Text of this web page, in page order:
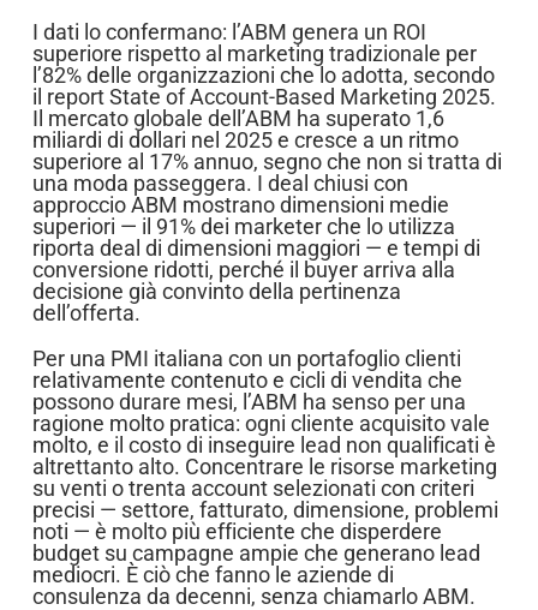
I dati lo confermano: l’ABM genera un ROI
superiore rispetto al marketing tradizionale per
l’82% delle organizzazioni che lo adotta, secondo
il report State of Account-Based Marketing 2025.
Il mercato globale dell’ABM ha superato 1,6
miliardi di dollari nel 2025 e cresce a un ritmo
superiore al 17% annuo, segno che non si tratta di
una moda passeggera. I deal chiusi con
approccio ABM mostrano dimensioni medie
superiori — il 91% dei marketer che lo utilizza
riporta deal di dimensioni maggiori — e tempi di
conversione ridotti, perché il buyer arriva alla
decisione già convinto della pertinenza
dell’offerta.
Per una PMI italiana con un portafoglio clienti
relativamente contenuto e cicli di vendita che
possono durare mesi, l’ABM ha senso per una
ragione molto pratica: ogni cliente acquisito vale
molto, e il costo di inseguire lead non qualificati è
altrettanto alto. Concentrare le risorse marketing
su venti o trenta account selezionati con criteri
precisi — settore, fatturato, dimensione, problemi
noti — è molto più efficiente che disperdere
budget su campagne ampie che generano lead
mediocri. È ciò che fanno le aziende di
consulenza da decenni, senza chiamarlo ABM.